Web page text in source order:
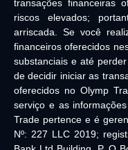
transações financeiras
riscos elevados;
arriscada. Se você
financeiros oferecidos
substanciais e até
de decidir iniciar as
oferecidos no Olymp
serviço e as
Trade pertence e é
Nº: 227 LLC 2019;